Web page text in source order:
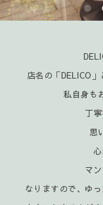
店名の「DELICO
私自身も
丁
思
マ
なりますので、ゆ